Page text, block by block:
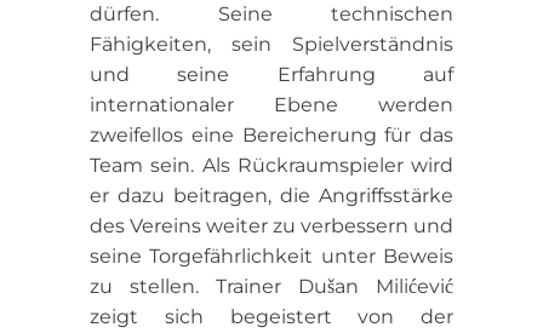
dürfen. Seine technischen
Fähigkeiten, sein Spielverständnis
und seine Erfahrung auf
internationaler Ebene werden
zweifellos eine Bereicherung für das
Team sein. Als Rückraumspieler wird
er dazu beitragen, die Angriffsstärke
des Vereins weiter zu verbessern und
seine Torgefährlichkeit unter Beweis
zu stellen. Trainer Dušan Milićević
zeigt sich begeistert von der